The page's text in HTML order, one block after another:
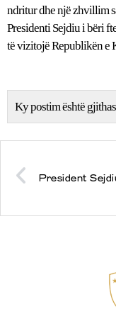
ndritur dhe një zhvillim
Presidenti Sejdiu i bëri
të vizitojë Republikën e
Ky postim është